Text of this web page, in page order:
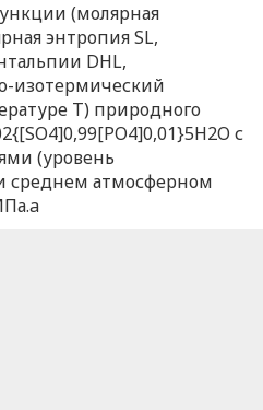
(молярная
энтропия SL,
DHL,
изотермический
T) природного
с
(уровень
среднем атмосферном